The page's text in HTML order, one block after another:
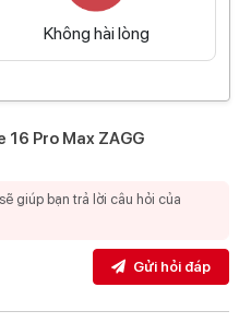
Không hài lòng
16 Pro Max ZAGG
Gửi hỏi đáp